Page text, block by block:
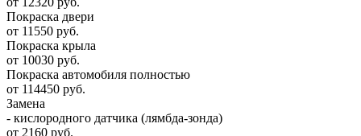
Покраска двери
от 11550 руб.
Покраска крыла
от 10030 руб.
Покраска автомобиля полностью
от 114450 руб.
Замена
- кислородного датчика (лямбда-зонда)
от 2160 руб.